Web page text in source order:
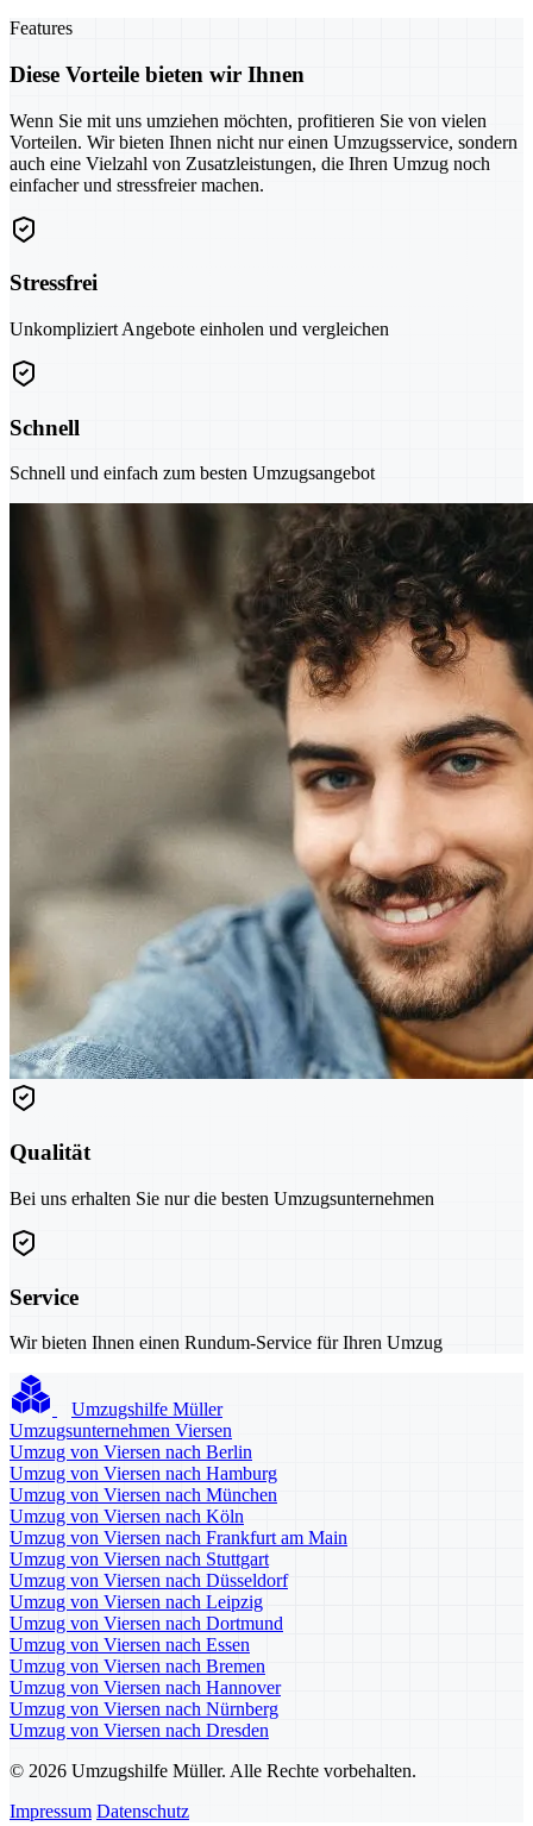
Features
Diese Vorteile bieten wir Ihnen
Wenn Sie mit uns umziehen möchten, profitieren Sie von vielen
Vorteilen. Wir bieten Ihnen nicht nur einen Umzugsservice, sondern
auch eine Vielzahl von Zusatzleistungen, die Ihren Umzug noch
einfacher und stressfreier machen.
Stressfrei
Unkompliziert Angebote einholen und vergleichen
Schnell
Schnell und einfach zum besten Umzugsangebot
Qualität
Bei uns erhalten Sie nur die besten Umzugsunternehmen
Service
Wir bieten Ihnen einen Rundum-Service für Ihren Umzug
Umzugshilfe Müller
Umzugsunternehmen Viersen
Umzug von Viersen nach Berlin
Umzug von Viersen nach Hamburg
Umzug von Viersen nach München
Umzug von Viersen nach Köln
Umzug von Viersen nach Frankfurt am Main
Umzug von Viersen nach Stuttgart
Umzug von Viersen nach Düsseldorf
Umzug von Viersen nach Leipzig
Umzug von Viersen nach Dortmund
Umzug von Viersen nach Essen
Umzug von Viersen nach Bremen
Umzug von Viersen nach Hannover
Umzug von Viersen nach Nürnberg
Umzug von Viersen nach Dresden
© 2026 Umzugshilfe Müller. Alle Rechte vorbehalten.
Impressum Datenschutz